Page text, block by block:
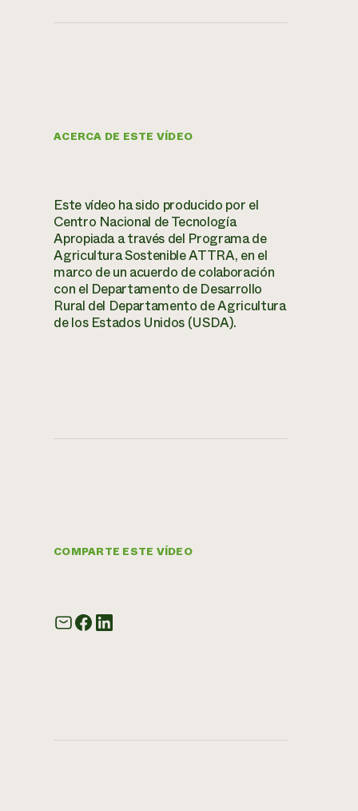
ACERCA DE ESTE VÍDEO
Este vídeo ha sido producido por el
Centro Nacional de Tecnología
Apropiada a través del Programa de
Agricultura Sostenible ATTRA, en el
marco de un acuerdo de colaboración
con el Departamento de Desarrollo
Rural del Departamento de Agricultura
de los Estados Unidos (USDA).
COMPARTE ESTE VÍDEO